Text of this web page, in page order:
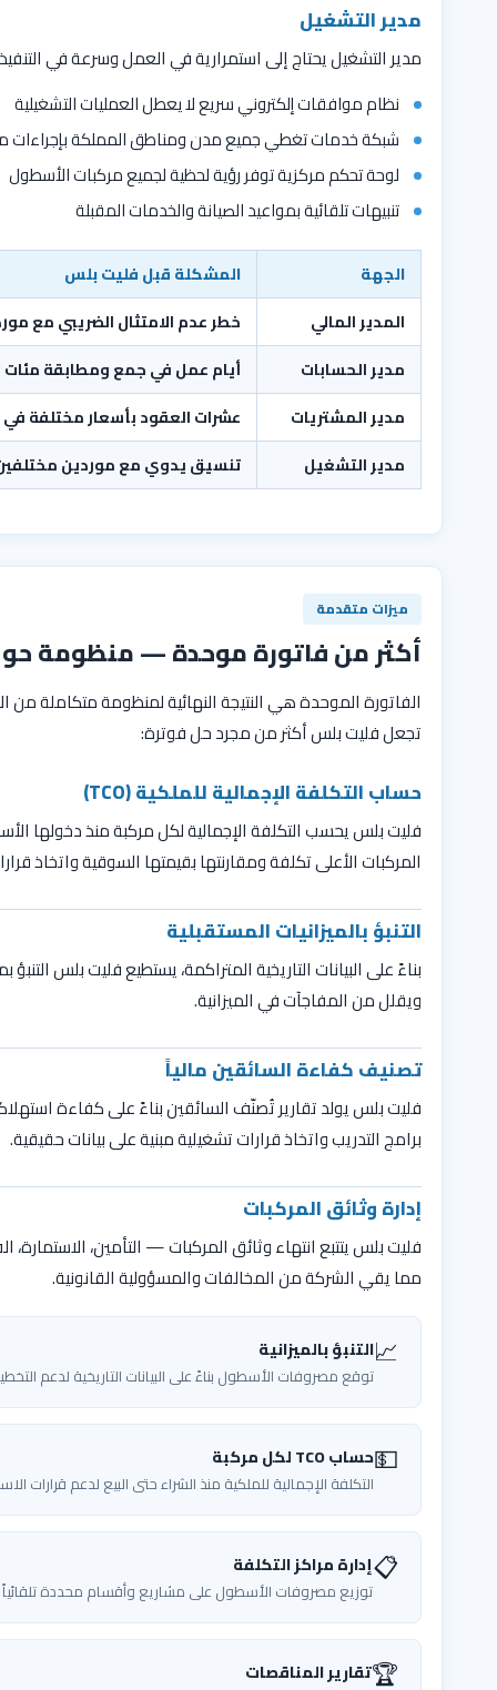
مدير التشغيل
مدير التشغيل يحتاج إلى استمرارية في العمل وسرعة في
نظام موافقات إلكتروني سريع لا يعطل العمليات التشغيلية
شبكة خدمات تغطي جميع مدن ومناطق المملكة بإجراءات
لوحة تحكم مركزية توفر رؤية لحظية لجميع مركبات الأسطول
تنبيهات تلقائية بمواعيد الصيانة والخدمات المقبلة
الجهة
المشكلة قبل فليت بلس
المدير المالي
خطر عدم الامتثال الضريبي مع
مدير الحسابات
أيام عمل في جمع ومطابقة مئات
مدير المشتريات
عشرات العقود بأسعار مختلفة
مدير التشغيل
تنسيق يدوي مع موردين
ميزات متقدمة
أكثر من فاتورة موحدة — منظومة
الفاتورة الموحدة هي النتيجة النهائية لمنظومة متكاملة من
تجعل فليت بلس أكثر من مجرد حل فوترة:
حساب التكلفة الإجمالية للملكية (TCO)
فليت بلس يحسب التكلفة الإجمالية لكل مركبة منذ دخولها
المركبات الأعلى تكلفة ومقارنتها بقيمتها السوقية واتخاذ
التنبؤ بالميزانيات المستقبلية
بناءً على البيانات التاريخية المتراكمة، يستطيع فليت بلس
ويقلل من المفاجآت في الميزانية.
تصنيف كفاءة السائقين مالياً
فليت بلس يولد تقارير تُصنّف السائقين بناءً على كفاءة
برامج التدريب واتخاذ قرارات تشغيلية مبنية على بيانات حقيقية.
إدارة وثائق المركبات
فليت بلس يتتبع انتهاء وثائق المركبات — التأمين،
مما يقي الشركة من المخالفات والمسؤولية القانونية.
📈التنبؤ بالميزانية
توقع مصروفات الأسطول بناءً على البيانات التاريخية لدعم
💵حساب TCO لكل مركبة
التكلفة الإجمالية للملكية منذ الشراء حتى البيع لدعم قرارات
📋إدارة مراكز التكلفة
توزيع مصروفات الأسطول على مشاريع وأقسام محددة تلقائياً
🏆تقارير المناقصات